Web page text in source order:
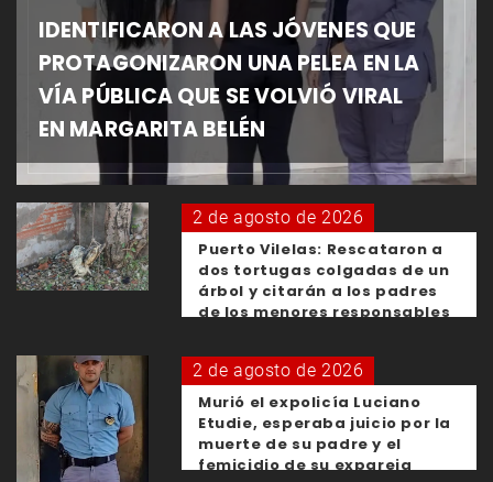
IDENTIFICARON A LAS JÓVENES QUE
PROTAGONIZARON UNA PELEA EN LA
VÍA PÚBLICA QUE SE VOLVIÓ VIRAL
EN MARGARITA BELÉN
2 de agosto de 2026
Puerto Vilelas: Rescataron a
dos tortugas colgadas de un
árbol y citarán a los padres
de los menores responsables
2 de agosto de 2026
Murió el expolicía Luciano
Etudie, esperaba juicio por la
muerte de su padre y el
femicidio de su expareja